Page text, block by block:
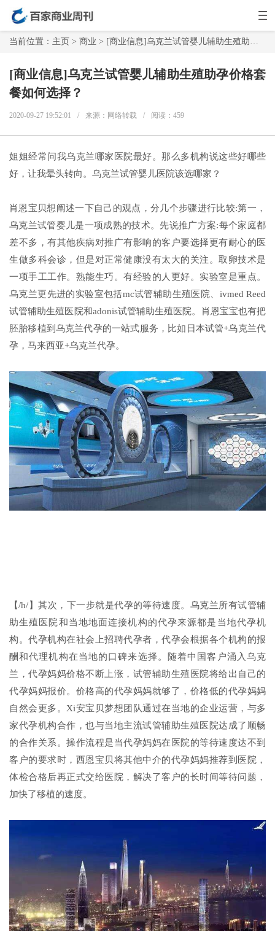
当前位置： 主页 > 商业 > [商业信息]乌克兰试管婴儿辅助生殖助孕价格套餐如何选择？
[商业信息]乌克兰试管婴儿辅助生殖助孕价格套
餐如何选择？
2020-09-27 19:52:01 / 来源：网络转载 / 阅读： 459
姐姐经常问我乌克兰哪家医院最好。那么多机构说这些好哪些
好，让我晕头转向。乌克兰试管婴儿医院该选哪家？
肖恩宝贝想阐述一下自己的观点，分几个步骤进行比较:第一，
乌克兰试管婴儿是一项成熟的技术。先说推广方案:每个家庭都
差不多，有其他疾病对推广有影响的客户要选择更有耐心的医
生做多科会诊，但是对正常健康没有太大的关注。取卵技术是
一项手工工作。熟能生巧。有经验的人更好。实验室是重点。
乌克兰更先进的实验室包括mc试管辅助生殖医院、ivmed Reed
试管辅助生殖医院和adonis试管辅助生殖医院。肖恩宝宝也有把
胚胎移植到乌克兰代孕的一站式服务，比如日本试管+乌克兰代
孕，马来西亚+乌克兰代孕。
【/h/】其次，下一步就是代孕的等待速度。乌克兰所有试管辅
助生殖医院和当地地面连接机构的代孕来源都是当地代孕机
构。代孕机构在社会上招聘代孕者，代孕会根据各个机构的报
酬和代理机构在当地的口碑来选择。随着中国客户涌入乌克
兰，代孕妈妈价格不断上涨，试管辅助生殖医院将给出自己的
代孕妈妈报价。价格高的代孕妈妈就够了，价格低的代孕妈妈
自然会更多。Xi安宝贝梦想团队通过在当地的企业运营，与多
家代孕机构合作，也与当地主流试管辅助生殖医院达成了顺畅
的合作关系。操作流程是当代孕妈妈在医院的等待速度达不到
客户的要求时，西恩宝贝将其他中介的代孕妈妈推荐到医院，
体检合格后再正式交给医院，解决了客户的长时间等待问题，
加快了移植的速度。